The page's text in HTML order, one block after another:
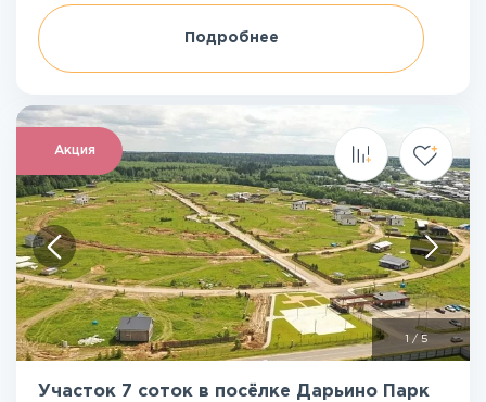
Подробнее
Акция
/ 5
Участок 7 соток в посёлке Дарьино Парк